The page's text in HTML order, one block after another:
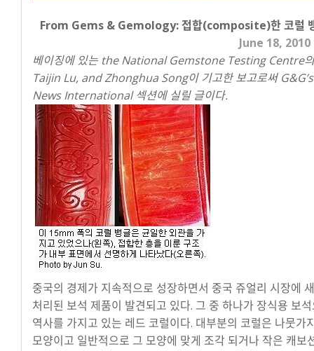
From Gems & Gemology: 접합(composite)한 코럴
June 18, 2010
베이징에 있는 the National Gemstone Testing Centre
Taijin Lu, and Zhonghua Song이 기고한 보고로써
News International 섹션에 실릴 글이다.
중국의 경제가 지속적으로 성장하면서 중국 쥬얼리 시장에
처리된 보석 제품이 발견되고 있다. 그 중 하나가 장식용 보
역사를 가지고 있는 레드 코럴이다. 대부분의 코럴은 나뭇가
모양이고 일반적으로 그 모양에 맞게 조각 되거나 작은 캐보